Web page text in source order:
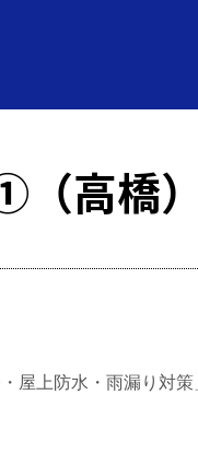
高橋）
屋上防水・雨漏り対策